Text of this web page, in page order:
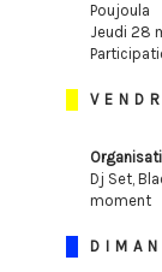
Poujoula
Jeudi 28
Dj Set,
moment